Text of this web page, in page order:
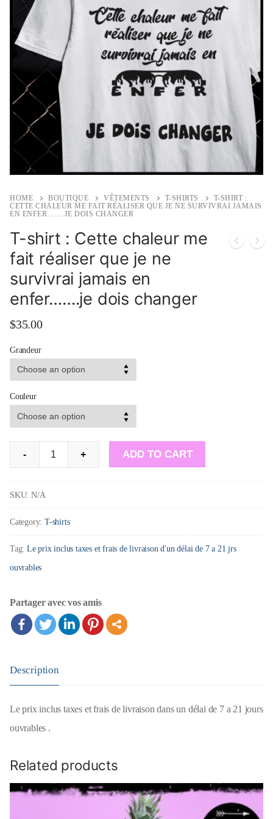
HOME BOUTIQUE VÊTEMENTS T-SHIRTS
T-SHIRT :
CETTE CHALEUR ME FAIT RÉALISER QUE JE NE SURVIVRAI JAMAIS
EN ENFER…….JE DOIS CHANGER
T-shirt : Cette chaleur me
fait réaliser que je ne
survivrai jamais en
enfer…….je dois changer
$35.00
Grandeur
Couleur
shirt
chaleur
me
que
je
jamais
enfer.......je
dois
quantity
- + ADD TO CART
SKU: N/A
Category: T-shirts
Tag: Le prix inclus taxes et frais de livraison d'un délai de 7 a 21 jrs
ouvrables
Partager avec vos amis
Description
Le prix inclus taxes et frais de livraison dans un délai de 7 a 21 jours
ouvrables .
Related products